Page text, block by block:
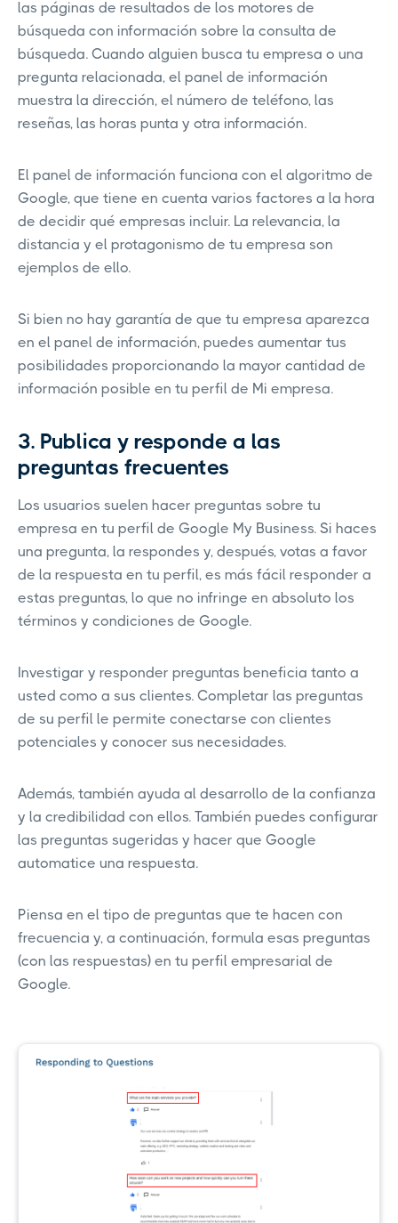
las páginas de resultados de los motores de
búsqueda con información sobre la consulta de
búsqueda. Cuando alguien busca tu empresa o una
pregunta relacionada, el panel de información
muestra la dirección, el número de teléfono, las
reseñas, las horas punta y otra información.
El panel de información funciona con el algoritmo de
Google, que tiene en cuenta varios factores a la hora
de decidir qué empresas incluir. La relevancia, la
distancia y el protagonismo de tu empresa son
ejemplos de ello.
Si bien no hay garantía de que tu empresa aparezca
en el panel de información, puedes aumentar tus
posibilidades proporcionando la mayor cantidad de
información posible en tu perfil de Mi empresa.
3. Publica y responde a las
preguntas frecuentes
Los usuarios suelen hacer preguntas sobre tu
empresa en tu perfil de Google My Business. Si haces
una pregunta, la respondes y, después, votas a favor
de la respuesta en tu perfil, es más fácil responder a
estas preguntas, lo que no infringe en absoluto los
términos y condiciones de Google.
Investigar y responder preguntas beneficia tanto a
usted como a sus clientes. Completar las preguntas
de su perfil le permite conectarse con clientes
potenciales y conocer sus necesidades.
Además, también ayuda al desarrollo de la confianza
y la credibilidad con ellos. También puedes configurar
las preguntas sugeridas y hacer que Google
automatice una respuesta.
Piensa en el tipo de preguntas que te hacen con
frecuencia y, a continuación, formula esas preguntas
(con las respuestas) en tu perfil empresarial de
Google.